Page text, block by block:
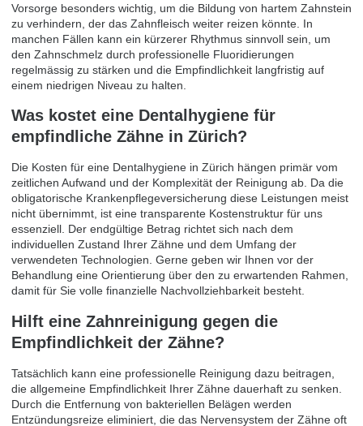
Vorsorge besonders wichtig, um die Bildung von hartem Zahnstein
zu verhindern, der das Zahnfleisch weiter reizen könnte. In
manchen Fällen kann ein kürzerer Rhythmus sinnvoll sein, um
den Zahnschmelz durch professionelle Fluoridierungen
regelmässig zu stärken und die Empfindlichkeit langfristig auf
einem niedrigen Niveau zu halten.
Was kostet eine Dentalhygiene für
empfindliche Zähne in Zürich?
Die Kosten für eine Dentalhygiene in Zürich hängen primär vom
zeitlichen Aufwand und der Komplexität der Reinigung ab. Da die
obligatorische Krankenpflegeversicherung diese Leistungen meist
nicht übernimmt, ist eine transparente Kostenstruktur für uns
essenziell. Der endgültige Betrag richtet sich nach dem
individuellen Zustand Ihrer Zähne und dem Umfang der
verwendeten Technologien. Gerne geben wir Ihnen vor der
Behandlung eine Orientierung über den zu erwartenden Rahmen,
damit für Sie volle finanzielle Nachvollziehbarkeit besteht.
Hilft eine Zahnreinigung gegen die
Empfindlichkeit der Zähne?
Tatsächlich kann eine professionelle Reinigung dazu beitragen,
die allgemeine Empfindlichkeit Ihrer Zähne dauerhaft zu senken.
Durch die Entfernung von bakteriellen Belägen werden
Entzündungsreize eliminiert, die das Nervensystem der Zähne oft